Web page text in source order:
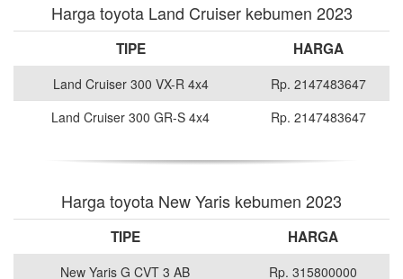
Harga toyota Land Cruiser kebumen 2023
TIPE HARGA
Land Cruiser 300 VX-R 4x4
Rp. 2147483647
Land Cruiser 300 GR-S 4x4
Rp. 2147483647
Harga toyota New Yaris kebumen 2023
TIPE HARGA
New Yaris G CVT 3 AB Rp. 315800000